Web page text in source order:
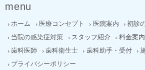
menu
ホーム 医療コンセプト 医院案内
初診
当院の感染症対策
スタッフ紹介 料金案内
歯科医師
歯科衛生士 歯科助手・受付
プライバシーポリシー